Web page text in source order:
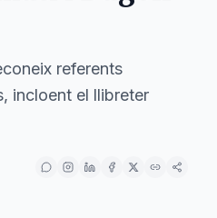
referents
incloent el llibreter